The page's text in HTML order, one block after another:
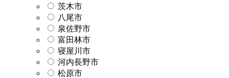
茨木市
八尾市
泉佐野市
富田林市
寝屋川市
河内長野市
松原市